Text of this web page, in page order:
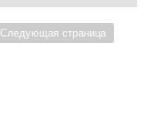
Следующая страница